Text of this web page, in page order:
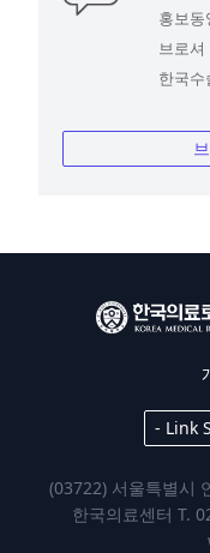
홍보동
브로셔
한국수
(03722) 서울특별시
한국의료센터 T.